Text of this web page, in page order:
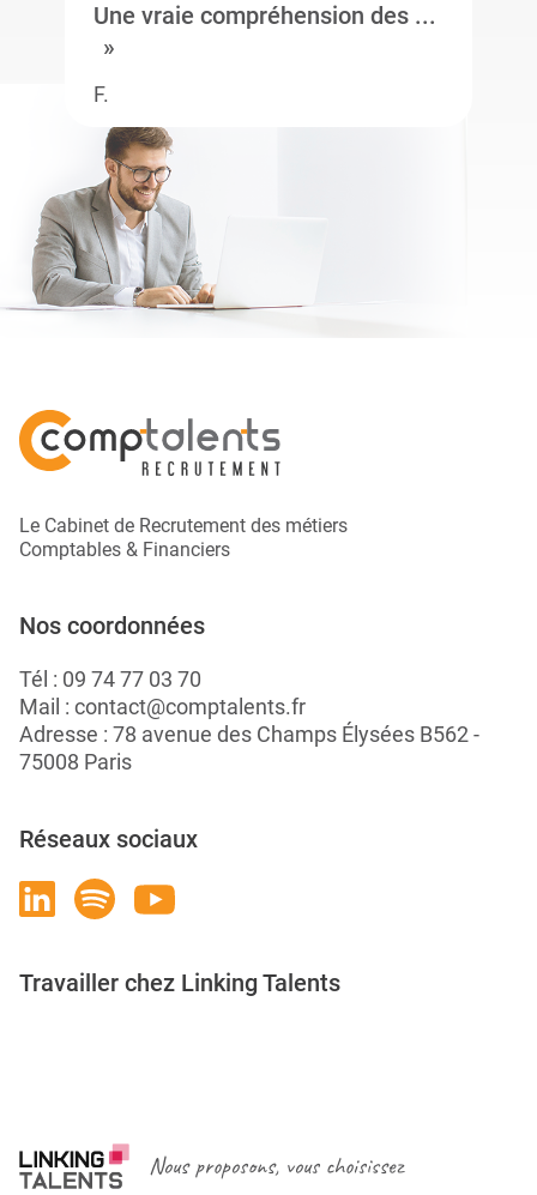
Une vraie compréhension des ...
F.
Le Cabinet de Recrutement des métiers
Comptables & Financiers
Nos coordonnées
Tél : 09 74 77 03 70
Mail : contact@comptalents.fr
Adresse : 78 avenue des Champs Élysées B562 -
75008 Paris
Réseaux sociaux
Travailler chez Linking Talents
Nous proposons, vous choisissez